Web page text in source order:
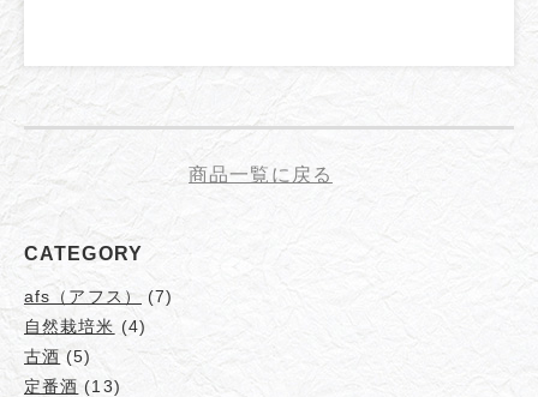
商品一覧に戻る
CATEGORY
afs（アフス）
(7)
自然栽培米 (4)
古酒 (5)
定番酒 (13)